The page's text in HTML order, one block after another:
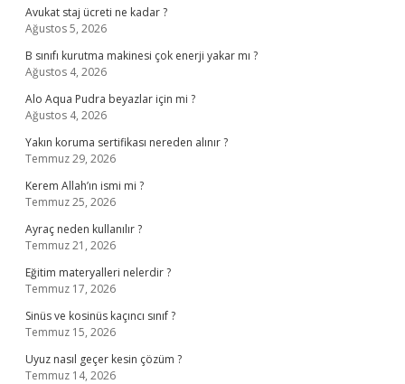
Avukat staj ücreti ne kadar ?
Ağustos 5, 2026
B sınıfı kurutma makinesi çok enerji yakar mı ?
Ağustos 4, 2026
Alo Aqua Pudra beyazlar için mi ?
Ağustos 4, 2026
Yakın koruma sertifikası nereden alınır ?
Temmuz 29, 2026
Kerem Allah’ın ismi mi ?
Temmuz 25, 2026
Ayraç neden kullanılır ?
Temmuz 21, 2026
Eğitim materyalleri nelerdir ?
Temmuz 17, 2026
Sinüs ve kosinüs kaçıncı sınıf ?
Temmuz 15, 2026
Uyuz nasıl geçer kesin çözüm ?
Temmuz 14, 2026